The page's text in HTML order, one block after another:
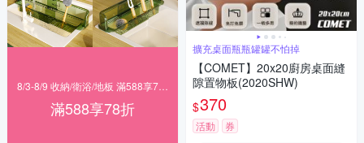
滿588享78折
擴充桌面瓶瓶罐罐不怕掉
【COMET】20x20廚房桌面縫
隙置物板(2020SHW)
$370
活動 券